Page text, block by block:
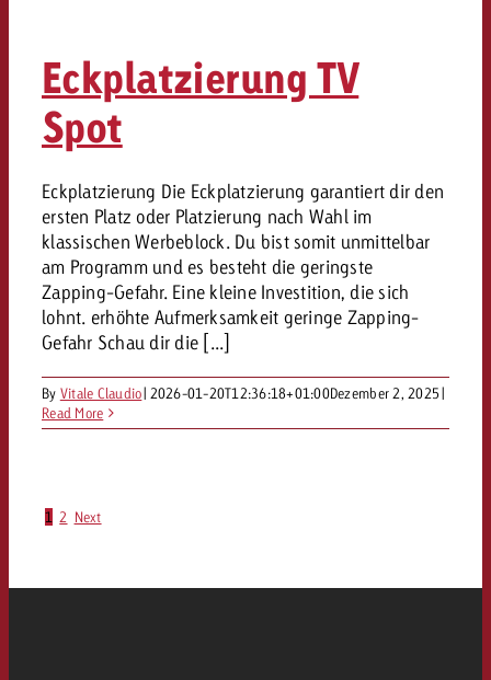
Eckplatzierung TV
Spot
Eckplatzierung Die Eckplatzierung garantiert dir den
ersten Platz oder Platzierung nach Wahl im
klassischen Werbeblock. Du bist somit unmittelbar
am Programm und es besteht die geringste
Zapping-Gefahr. Eine kleine Investition, die sich
lohnt. erhöhte Aufmerksamkeit geringe Zapping-
Gefahr Schau dir die [...]
By Vitale Claudio| 2026-01-20T12:36:18+01:00Dezember 2, 2025|
Read More
1 2 Next